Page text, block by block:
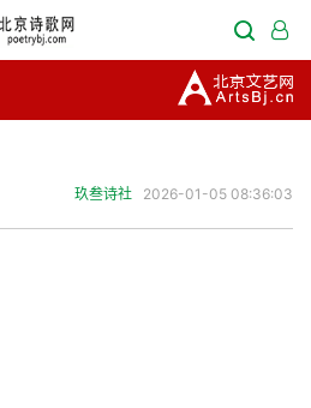
玖叁诗社 2026-01-05 08:36:03